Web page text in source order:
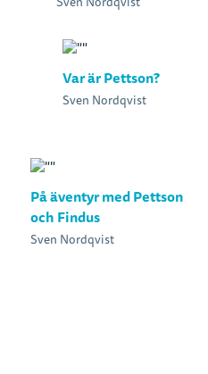
Var är Pettson?
Sven Nordqvist
På äventyr med Pettson
och Findus
Sven Nordqvist